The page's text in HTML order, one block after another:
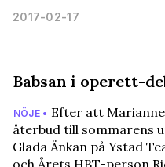
2017-02-17
Babsan i operett-
NÖJE • Efter att
återbud till sommarens
Glada Änkan på Ystad
och Årets HBT-person